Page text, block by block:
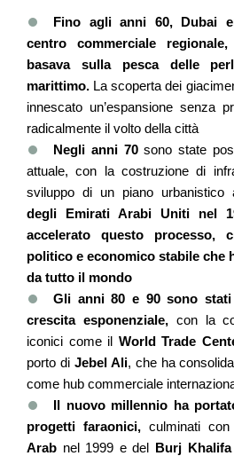
Fino agli anni 60, Dubai
centro commerciale
basava sulla pesca delle
marittimo. La scoperta dei
innescato un’espansione senza
radicalmente il volto della città
Negli anni 70sono state
attuale, con la costruzione di
sviluppo di un piano urbanistico
degli Emirati Arabi Uniti nel
accelerato questo processo,
politico e economico stabile che
da tutto il mondo
Gli anni 80 e 90 sono
crescita esponenziale,con la
iconici come il World Trade
porto di Jebel Ali, che ha
come hub commerciale
Il nuovo millennio ha
progetti faraonici, culminati con
Arab nel 1999 e del Burj Khalifa